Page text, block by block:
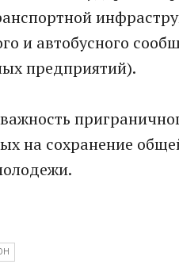
и автобусного
предприятий).
на сохранение